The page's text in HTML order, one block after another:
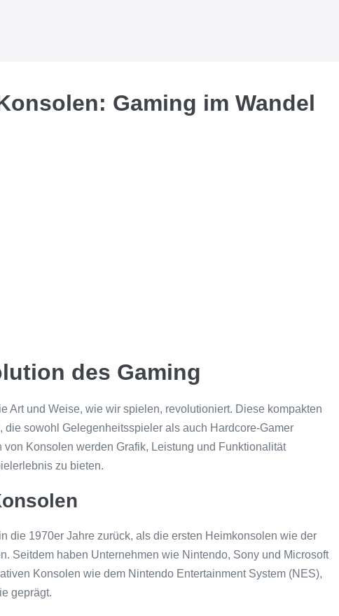
Gaming im Wandel
des Gaming
Art und Weise, wie wir spielen, revolutioniert. Diese kompakten
sowohl Gelegenheitsspieler als auch Hardcore-Gamer
Konsolen werden Grafik, Leistung und Funktionalität
zu bieten.
die 1970er Jahre zurück, als die ersten Heimkonsolen wie der
Seitdem haben Unternehmen wie Nintendo, Sony und Microsoft
Konsolen wie dem Nintendo Entertainment System (NES),
geprägt.